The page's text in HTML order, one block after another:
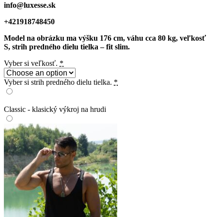
info@luxesse.sk
+421918748450
Model na obrázku ma výšku 176 cm, váhu cca 80 kg, veľkosť
S, strih predného dielu tielka – fit slim.
Vyber si veľkosť. *
Vyber si strih predného dielu tielka. *
Classic - klasický výkroj na hrudi